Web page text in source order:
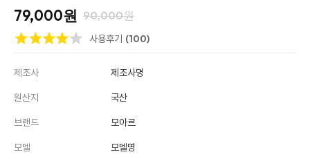
79,000원 90,000원
사용후기 (100)
제조사 제조사명
원산지 국산
브랜드 모아르
모델 모델명